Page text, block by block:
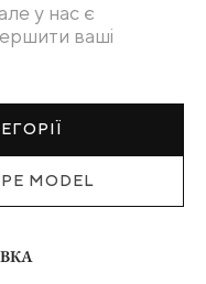
у нас є
ваші
MODEL